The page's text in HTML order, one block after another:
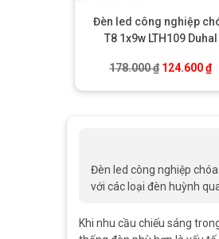
Đèn led công nghiệp
T8 1x9w LTH109 Duhal
178.000₫ Giá gốc là:
124.600₫
Đèn led công nghiệp
với các loại đèn huỳnh
Khi nhu cầu chiếu sáng